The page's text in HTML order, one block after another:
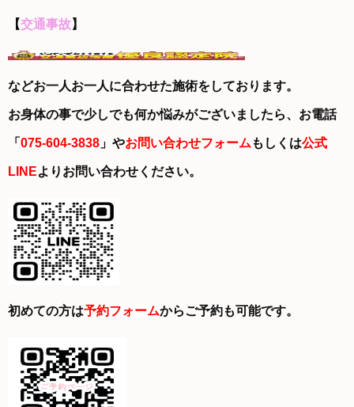
【交通事故】
などお一人お一人に合わせた施術をしております。
お身体の事で少しでも何か悩みがございましたら、お電話
「 075-604-3838 」やお問い合わせフォーム もしくは公式
LINEよりお問い合わせください。
初めての方は予約フォームからご予約も可能です。